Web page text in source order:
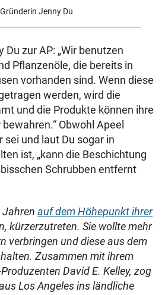
Jenny Du
Du zur AP: „Wir benutzen
Pflanzenöle, die bereits in
vorhanden sind. Wenn diese
werden, wird die
und die Produkte können ihre
Obwohl Apeel
sei und laut Du sogar in
ist, „kann die Beschichtung
Schrubben entfernt
auf dem Höhepunkt ihrer
kürzerzutreten. Sie wollte mehr
verbringen und diese aus dem
Zusammen mit ihrem
David E. Kelley, zog
Los Angeles ins ländliche